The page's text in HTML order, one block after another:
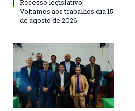
Recesso legislativo!
Voltamos aos trabalhos dia 15
de agosto de 2026